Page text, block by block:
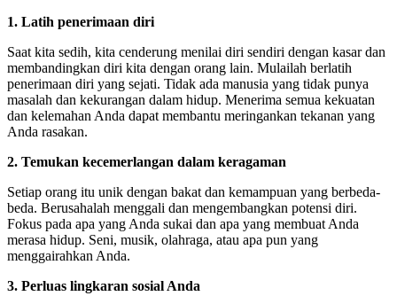
1. Latih penerimaan diri
Saat kita sedih, kita cenderung menilai diri sendiri dengan kasar dan
membandingkan diri kita dengan orang lain. Mulailah berlatih
penerimaan diri yang sejati. Tidak ada manusia yang tidak punya
masalah dan kekurangan dalam hidup. Menerima semua kekuatan
dan kelemahan Anda dapat membantu meringankan tekanan yang
Anda rasakan.
2. Temukan kecemerlangan dalam keragaman
Setiap orang itu unik dengan bakat dan kemampuan yang berbeda-
beda. Berusahalah menggali dan mengembangkan potensi diri.
Fokus pada apa yang Anda sukai dan apa yang membuat Anda
merasa hidup. Seni, musik, olahraga, atau apa pun yang
menggairahkan Anda.
3. Perluas lingkaran sosial Anda